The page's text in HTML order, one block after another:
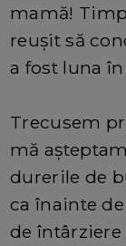
mamă!
reușit să
a fost luna
Trecusem
mă
durerile de
ca înainte
de